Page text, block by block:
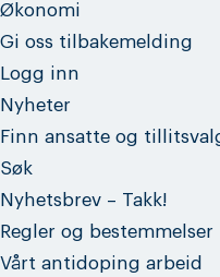
Økonomi
Gi oss tilbakemelding
Logg inn
Nyheter
Finn ansatte og
Søk
Nyhetsbrev – Takk!
Regler og bestemmelser
Vårt antidoping arbeid